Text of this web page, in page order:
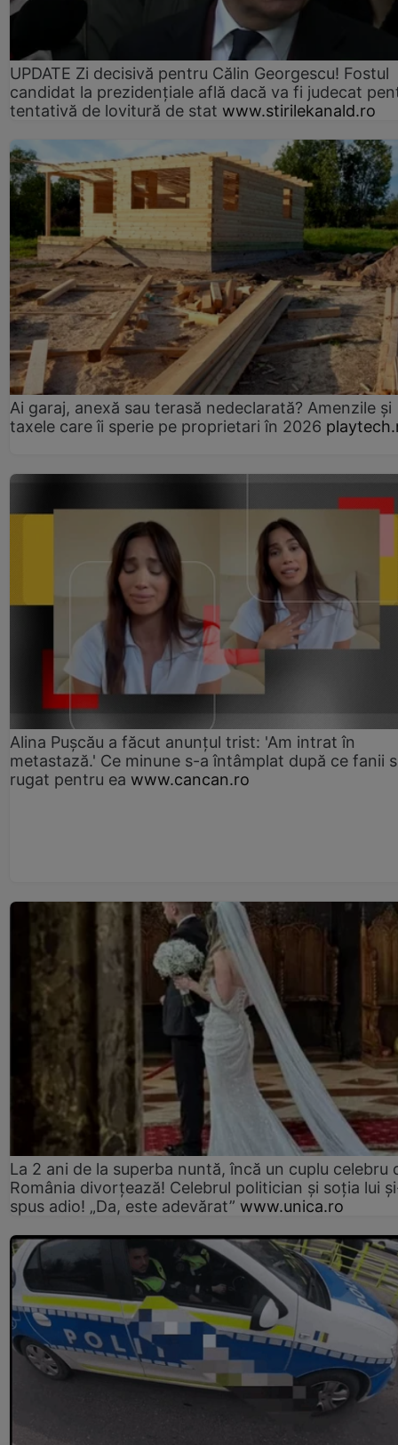
UPDATE Zi decisivă pentru Călin Georgescu! Fostul
candidat la prezidențiale află dacă va fi judecat
tentativă de lovitură de stat www.stirilekanald.ro
Ai garaj, anexă sau terasă nedeclarată? Amenzile și
taxele care îi sperie pe proprietari în 2026
Alina Pușcău a făcut anunțul trist: 'Am intrat în
metastază.' Ce minune s-a întâmplat după ce fanii
rugat pentru ea www.cancan.ro
La 2 ani de la superba nuntă, încă un cuplu celebru
România divorțează! Celebrul politician și soția lui
spus adio! „Da, este adevărat” www.unica.ro